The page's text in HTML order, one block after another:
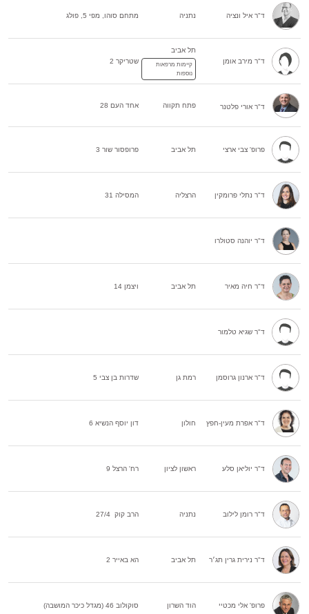
ד"ר איל ונציה נתניה מתחם סוהו, מפי 5, פולג
ד"ר מירב אומן
תל אביב
קיימות מרפאות
נוספות
שטריקר 2
ד"ר אורי פלטנר פתח תקווה אחד העם 28
פרופ' צבי ארצי תל אביב פרופסור שור 3
ד"ר נתלי פרומקין הרצליה המסילה 31
ד"ר יוהנה סטולרו
ד"ר חיה מאיר תל אביב ויצמן 14
ד"ר שגיא טלמור
ד"ר ארנון גרוסמן רמת גן שדרות בן צבי 5
ד"ר אפרת מעין-חפץ חולון דון יוסף הנשיא 6
ד"ר יוליאן סלע ראשון לציון רח' הרצל 9
ד"ר רומן לילוב נתניה הרב קוק 27/4
ד"ר נירית גרין תג׳ר תל אביב הא באייר 2
פרופ' אלי מכטיי הוד השרון סוקולוב 46 (מגדל כיכר המושבה)